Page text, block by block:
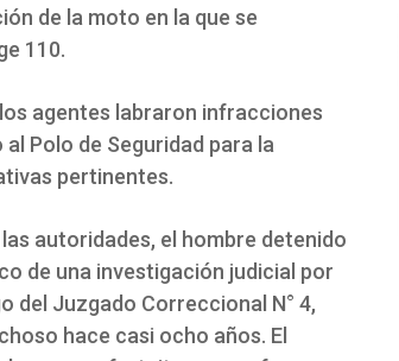
de la moto en la que se
110.
agentes labraron infracciones
Polo de Seguridad para la
pertinentes.
autoridades, el hombre detenido
de una investigación judicial por
del Juzgado Correccional N° 4,
hace casi ocho años. El